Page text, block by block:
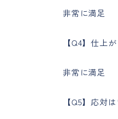
非常に満足
【Q4】仕上
非常に満足
【Q5】応対